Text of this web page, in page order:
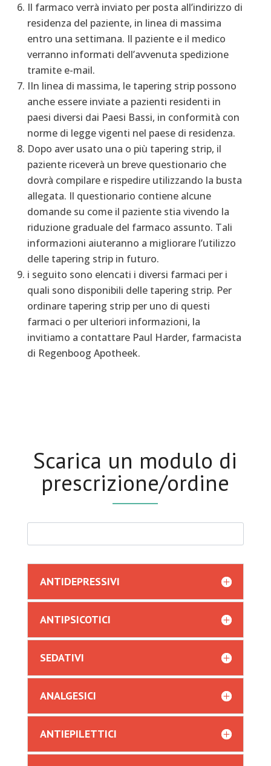
Il farmaco verrà inviato per posta all’indirizzo di
residenza del paziente, in linea di massima
entro una settimana. Il paziente e il medico
verranno informati dell’avvenuta spedizione
tramite e-mail.
IIn linea di massima, le tapering strip possono
anche essere inviate a pazienti residenti in
paesi diversi dai Paesi Bassi, in conformità con
norme di legge vigenti nel paese di residenza.
Dopo aver usato una o più tapering strip, il
paziente riceverà un breve questionario che
dovrà compilare e rispedire utilizzando la busta
allegata. Il questionario contiene alcune
domande su come il paziente stia vivendo la
riduzione graduale del farmaco assunto. Tali
informazioni aiuteranno a migliorare l’utilizzo
delle tapering strip in futuro.
i seguito sono elencati i diversi farmaci per i
quali sono disponibili delle tapering strip. Per
ordinare tapering strip per uno di questi
farmaci o per ulteriori informazioni, la
invitiamo a contattare Paul Harder, farmacista
di Regenboog Apotheek.
Scarica un modulo di
prescrizione/ordine
ANTIDEPRESSIVI
ANTIPSICOTICI
SEDATIVI
ANALGESICI
ANTIEPILETTICI